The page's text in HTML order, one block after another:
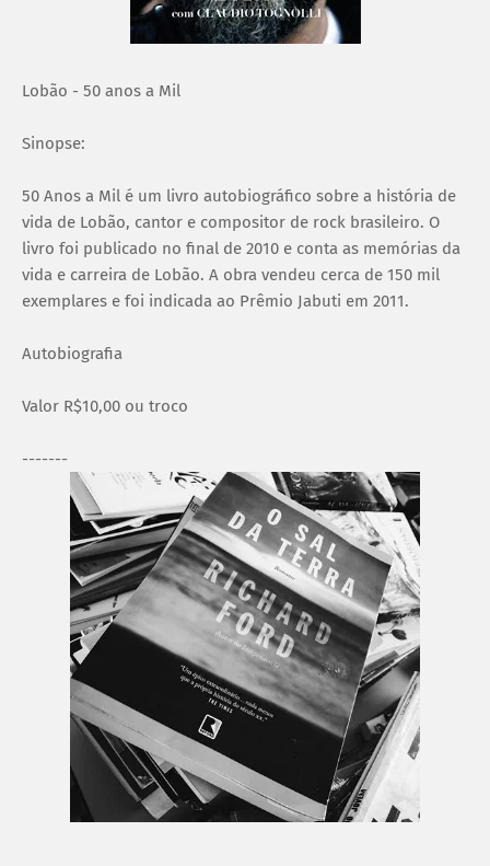
Lobão - 50 anos a Mil
Sinopse:
50 Anos a Mil é um livro autobiográfico sobre a história de
vida de Lobão, cantor e compositor de rock brasileiro. O
livro foi publicado no final de 2010 e conta as memórias da
vida e carreira de Lobão. A obra vendeu cerca de 150 mil
exemplares e foi indicada ao Prêmio Jabuti em 2011.
Autobiografia
Valor R$10,00 ou troco
-------